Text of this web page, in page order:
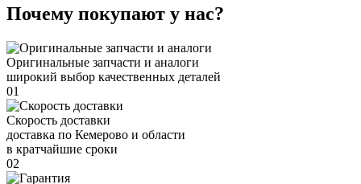
Почему покупают у нас?
Оригинальные запчасти и аналоги
широкий выбор качественных деталей
01
Скорость доставки
доставка по Кемерово и области
в кратчайшие сроки
02